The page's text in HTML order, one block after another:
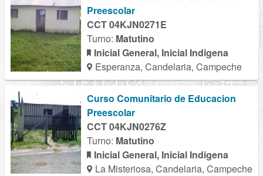
Preescolar
CCT 04KJN0271E
Turno: Matutino
Inicial General, Inicial Indigena
Esperanza, Candelaria, Campeche
Curso Comunitario de Educacion
Preescolar
CCT 04KJN0276Z
Turno: Matutino
Inicial General, Inicial Indigena
La Misteriosa, Candelaria, Campeche